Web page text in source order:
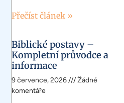
Přečíst článek »
Biblické postavy –
Kompletní průvodce a
informace
9 července, 2026
Žádné
komentáře